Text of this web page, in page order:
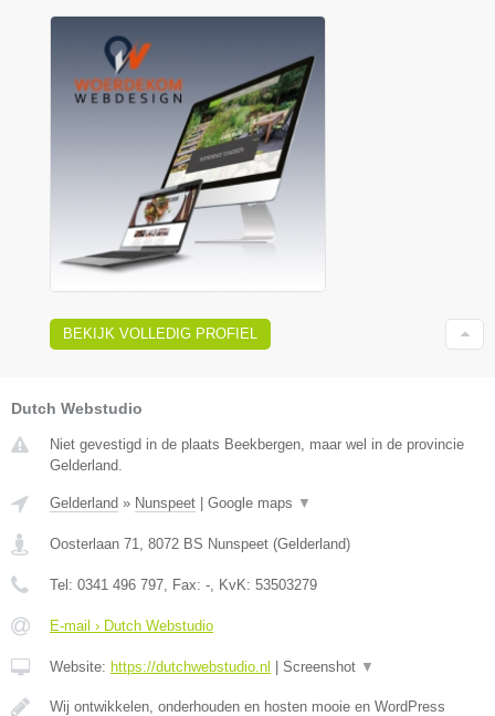
BEKIJK VOLLEDIG PROFIEL
Dutch Webstudio
Niet gevestigd in de plaats Beekbergen, maar wel in de provincie
Gelderland.
Gelderland » Nunspeet Google maps ▼
Oosterlaan 71 8072 BS Nunspeet (Gelderland)
Tel: 0341 496 797 , Fax: - , KvK: 53503279
E-mail › Dutch Webstudio
Website: https://dutchwebstudio.nl Screenshot ▼
Wij ontwikkelen, onderhouden en hosten mooie en WordPress